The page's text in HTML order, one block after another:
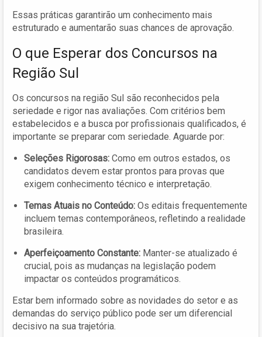
Essas práticas garantirão um conhecimento mais
estruturado e aumentarão suas chances de aprovação.
O que Esperar dos Concursos na
Região Sul
Os concursos na região Sul são reconhecidos pela
seriedade e rigor nas avaliações. Com critérios bem
estabelecidos e a busca por profissionais qualificados, é
importante se preparar com seriedade. Aguarde por:
Seleções Rigorosas: Como em outros estados, os
candidatos devem estar prontos para provas que
exigem conhecimento técnico e interpretação.
Temas Atuais no Conteúdo: Os editais frequentemente
incluem temas contemporâneos, refletindo a realidade
brasileira.
Aperfeiçoamento Constante: Manter-se atualizado é
crucial, pois as mudanças na legislação podem
impactar os conteúdos programáticos.
Estar bem informado sobre as novidades do setor e as
demandas do serviço público pode ser um diferencial
decisivo na sua trajetória.